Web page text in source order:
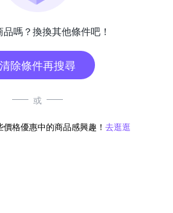
嗎？換換其他條件吧！
清除條件再搜尋
或
格優惠中的商品感興趣！ 去逛逛